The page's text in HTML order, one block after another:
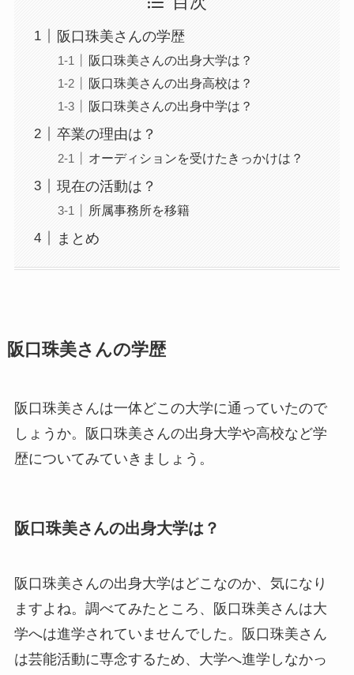
阪口珠美さんの学歴
阪口珠美さんの出身大学は？
阪口珠美さんの出身高校は？
阪口珠美さんの出身中学は？
卒業の理由は？
オーディションを受けたきっかけは？
現在の活動は？
所属事務所を移籍
まとめ
阪口珠美さんの学歴
阪口珠美さんは一体どこの大学に通っていたので
しょうか。阪口珠美さんの出身大学や高校など学
歴についてみていきましょう。
阪口珠美さんの出身大学は？
阪口珠美さんの出身大学はどこなのか、気になり
ますよね。調べてみたところ、阪口珠美さんは大
学へは進学されていませんでした。阪口珠美さん
は芸能活動に専念するため、大学へ進学しなかっ